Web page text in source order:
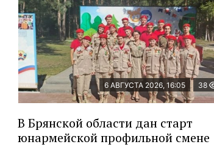
6 АВГУСТА 2026, 16:05 38
В Брянской области дан старт
юнармейской профильной смене